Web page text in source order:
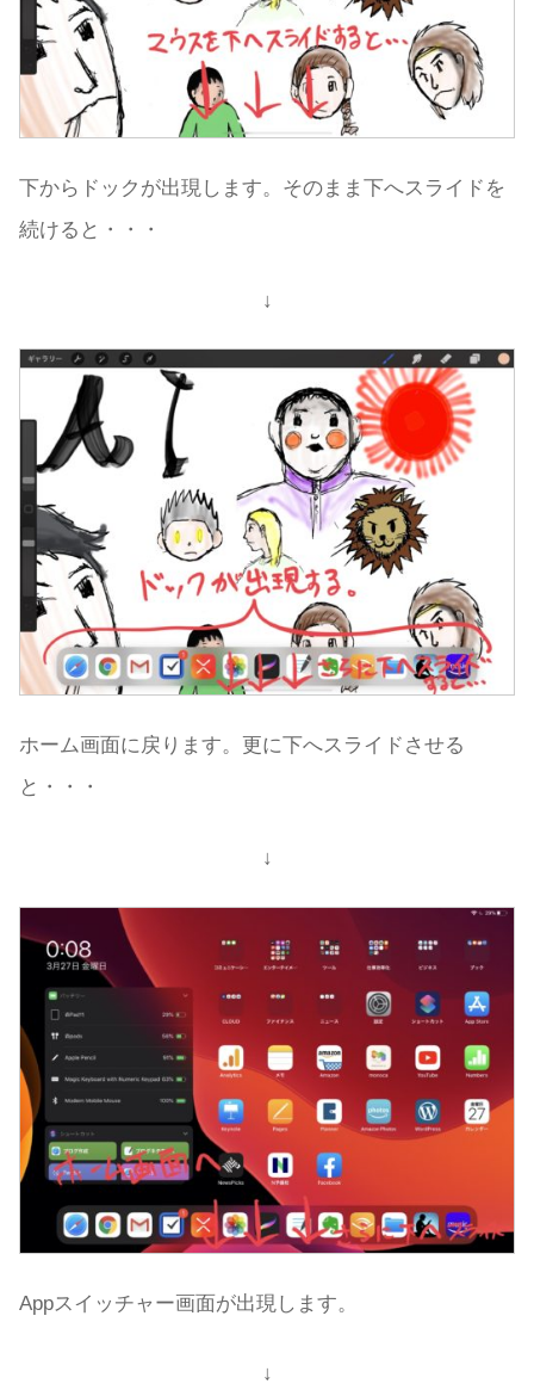
下からドックが出現します。そのまま下へスライドを
続けると・・・
↓
ホーム画面に戻ります。更に下へスライドさせる
と・・・
↓
Appスイッチャー画面が出現します。
↓